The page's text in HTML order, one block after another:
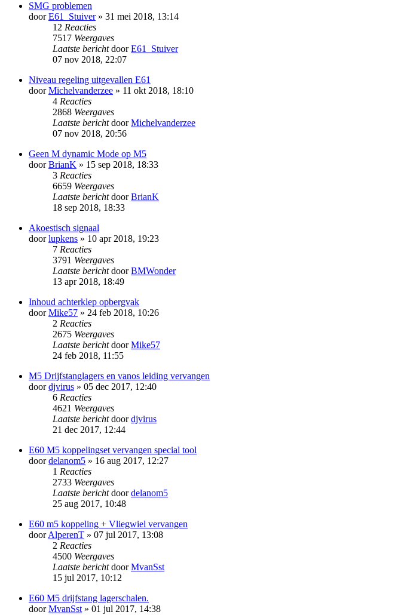
SMG problemen
doorE61_Stuiver» 31 mei 2018, 13:14
12 Reacties
7517 Weergaves
Laatste berichtdoorE61_Stuiver
07 nov 2018, 22:07
Niveau regeling uitgevallen E61
doorMichelvanderzee » 11 okt 2018, 18:10
4 Reacties
2868 Weergaves
Laatste berichtdoorMichelvanderzee
07 nov 2018, 20:56
Geen M dynamic Mode op M5
doorBrianK » 15 sep 2018, 18:33
3 Reacties
6659 Weergaves
Laatste berichtdoorBrianK
18 sep 2018, 18:33
Akoestisch signaal
doorlupkens » 10 apr 2018, 19:23
7 Reacties
3791 Weergaves
Laatste berichtdoorBMWonder
13 apr 2018, 18:49
Inhoud achterklep opbergvak
doorMike57 » 24 feb 2018, 10:26
2 Reacties
2675 Weergaves
Laatste berichtdoorMike57
24 feb 2018, 11:55
M5 Drijfstanglagers en vanos leiding vervangen
doordjvirus » 05 dec 2017, 12:40
6 Reacties
4621 Weergaves
Laatste berichtdoordjvirus
21 dec 2017, 12:44
E60 M5 koppelingset vervangen special tool
doordelanom5 » 16 aug 2017, 12:27
1 Reacties
2733 Weergaves
Laatste berichtdoordelanom5
25 aug 2017, 10:48
E60 m5 koppeling + Vliegwiel vervangen
doorAlperenT » 07 jul 2017, 13:08
2 Reacties
4500 Weergaves
Laatste berichtdoorMvanSst
15 jul 2017, 10:12
E60 M5 drijfstang lagerschalen.
doorMvanSst» 01 jul 2017, 14:38